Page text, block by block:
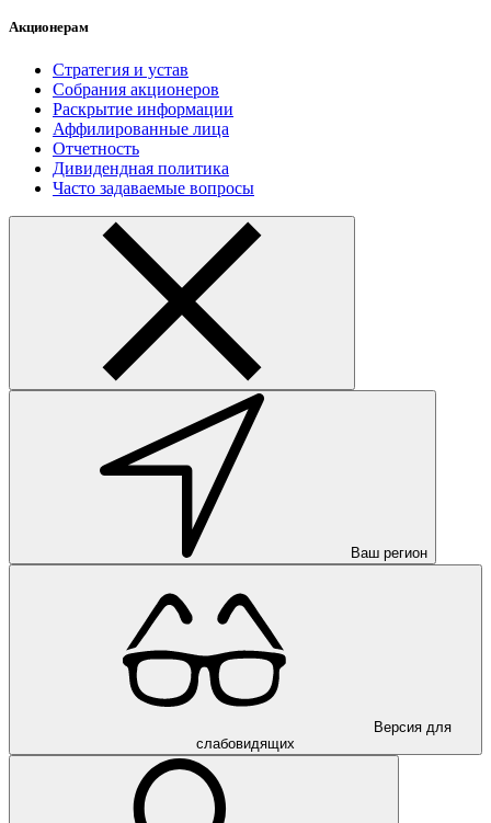
Акционерам
Стратегия и устав
Собрания акционеров
Раскрытие информации
Аффилированные лица
Отчетность
Дивидендная политика
Часто задаваемые вопросы
Ваш регион
Версия для
слабовидящих